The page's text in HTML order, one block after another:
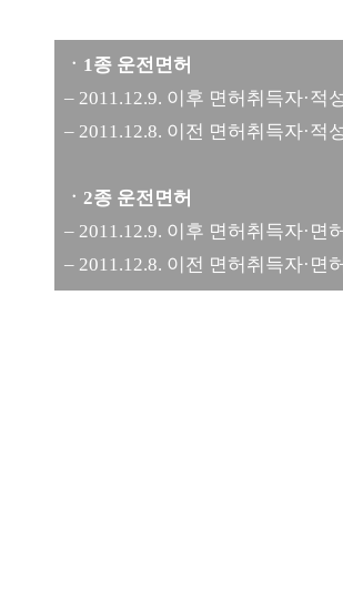
ㆍ1종 운전면허
– 2011.12.9. 이후 면허취득자·적
– 2011.12.8. 이전 면허취득자·적
ㆍ2종 운전면허
– 2011.12.9. 이후 면허취득자·면
– 2011.12.8. 이전 면허취득자·면